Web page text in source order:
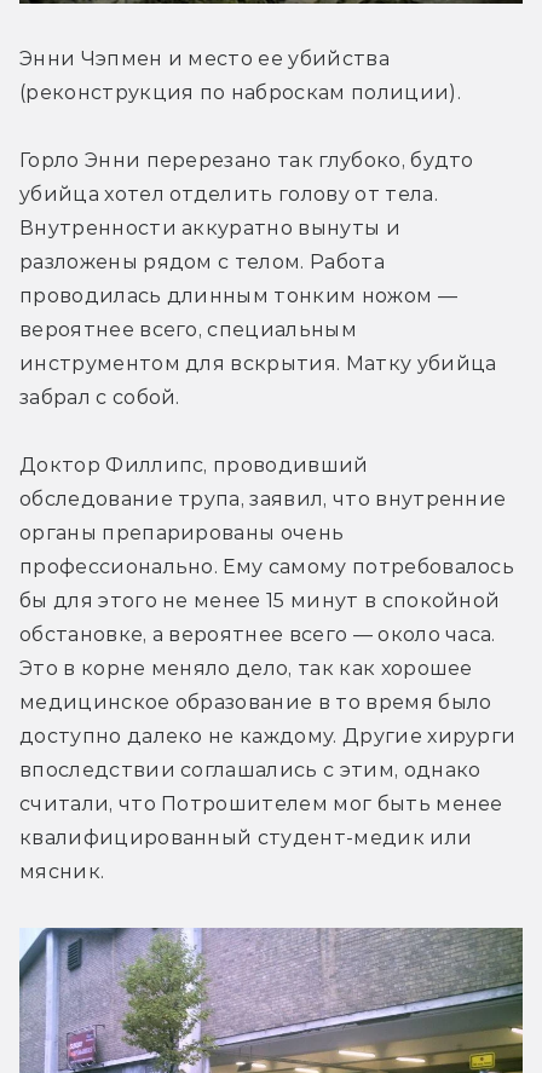
Энни Чэпмен и место ее убийства
(реконструкция по наброскам полиции).
Горло Энни перерезано так глубоко, будто
убийца хотел отделить голову от тела.
Внутренности аккуратно вынуты и
разложены рядом с телом. Работа
проводилась длинным тонким ножом —
вероятнее всего, специальным
инструментом для вскрытия. Матку убийца
забрал с собой.
Доктор Филлипс, проводивший
обследование трупа, заявил, что внутренние
органы препарированы очень
профессионально. Ему самому потребовалось
бы для этого не менее 15 минут в спокойной
обстановке, а вероятнее всего — около часа.
Это в корне меняло дело, так как хорошее
медицинское образование в то время было
доступно далеко не каждому. Другие хирурги
впоследствии соглашались с этим, однако
считали, что Потрошителем мог быть менее
квалифицированный студент-медик или
мясник.